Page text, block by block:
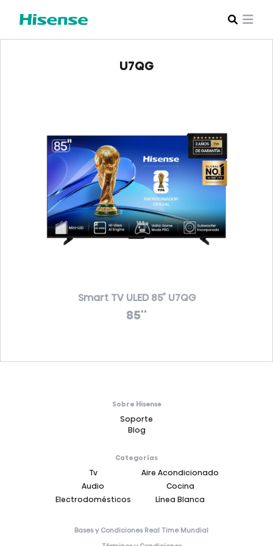
U7QG
Smart TV ULED 85″ U7QG
85''
Sobre Hisense
Soporte
Blog
Categorías
Tv
Aire Acondicionado
Audio
Cocina
Electrodomésticos
Línea Blanca
Bases y Condiciones Real Time Mundial